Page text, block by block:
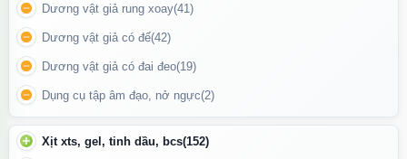
Thiết kế chống trơn trượt cùng nút bấm điều khiển siêu nhạy
giúp bạn dễ dàng điều chỉnh ngay cả khi đang “lên đỉnh”.
Cách sử dụng:
Dương vật giả rung xoay(41)
Dương vật giả có đế(42)
Dương vật giả có đai đeo(19)
Dụng cụ tập âm đạo, nở ngực(2)
Xịt xts, gel, tinh dầu, bcs(152)